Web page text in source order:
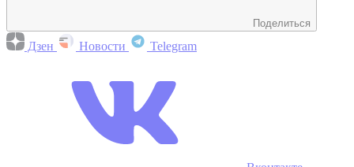
Поделиться
Дзен Новости Telegram